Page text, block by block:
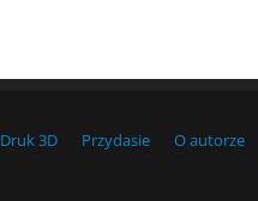
Druk 3D Przydasie
O autorze